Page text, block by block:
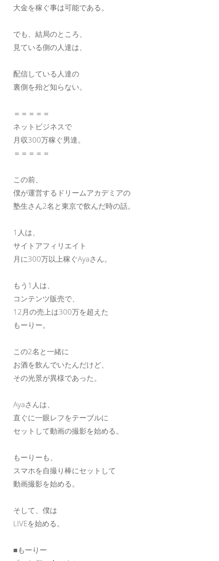
大金を稼ぐ事は可能である。
でも、結局のところ、
見ている側の人達は、
配信している人達の
裏側を殆ど知らない。
＝＝＝＝＝
ネットビジネスで
月収300万稼ぐ男達。
＝＝＝＝＝
この前、
僕が運営するドリームアカデミアの
塾生さん2名と東京で飲んだ時の話。
1人は、
サイトアフィリエイト
月に300万以上稼ぐAyaさん。
もう1人は、
コンテンツ販売で、
12月の売上は300万を超えた
もーりー。
この2名と一緒に
お酒を飲んでいたんだけど、
その光景が異様であった。
Ayaさんは、
直ぐに一眼レフをテーブルに
セットして動画の撮影を始める。
もーりーも、
スマホを自撮り棒にセットして
動画撮影を始める。
そして、僕は
LIVEを始める。
■もーりー